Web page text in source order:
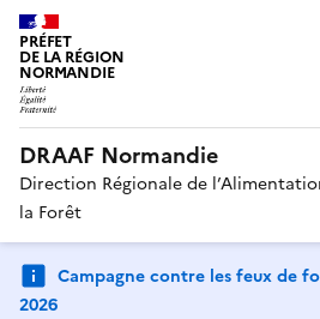
PRÉFET
DE LA RÉGION
NORMANDIE
DRAAF Normandie
Direction Régionale de
la Forêt
Campagne contre les feux de
2026